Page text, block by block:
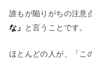
誰もが陥りがちの注意
な」 と言うことです。
ほとんどの人が、「こ